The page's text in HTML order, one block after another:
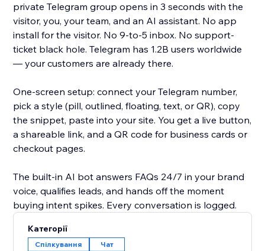
private Telegram group opens in 3 seconds with the
visitor, you, your team, and an AI assistant. No app
install for the visitor. No 9-to-5 inbox. No support-
ticket black hole. Telegram has 1.2B users worldwide
— your customers are already there.
One-screen setup: connect your Telegram number,
pick a style (pill, outlined, floating, text, or QR), copy
the snippet, paste into your site. You get a live button,
a shareable link, and a QR code for business cards or
checkout pages.
The built-in AI bot answers FAQs 24/7 in your brand
voice, qualifies leads, and hands off the moment
buying intent spikes. Every conversation is logged.
Категорії
Спілкування Чат